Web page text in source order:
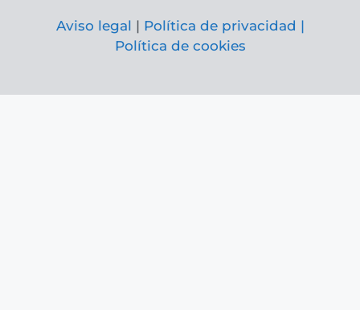
Aviso legal | Política de privacidad |
Política de cookies